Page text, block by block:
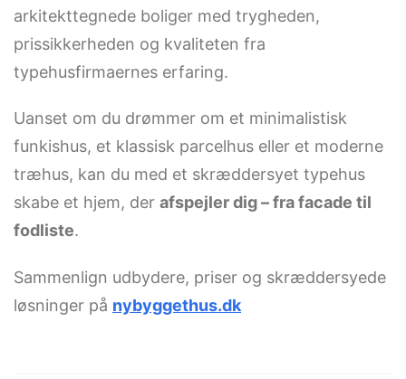
arkitekttegnede boliger med trygheden,
prissikkerheden og kvaliteten fra
typehusfirmaernes erfaring.
Uanset om du drømmer om et minimalistisk
funkishus, et klassisk parcelhus eller et moderne
træhus, kan du med et skræddersyet typehus
skabe et hjem, der afspejler dig – fra facade til
fodliste.
Sammenlign udbydere, priser og skræddersyede
løsninger på nybyggethus.dk